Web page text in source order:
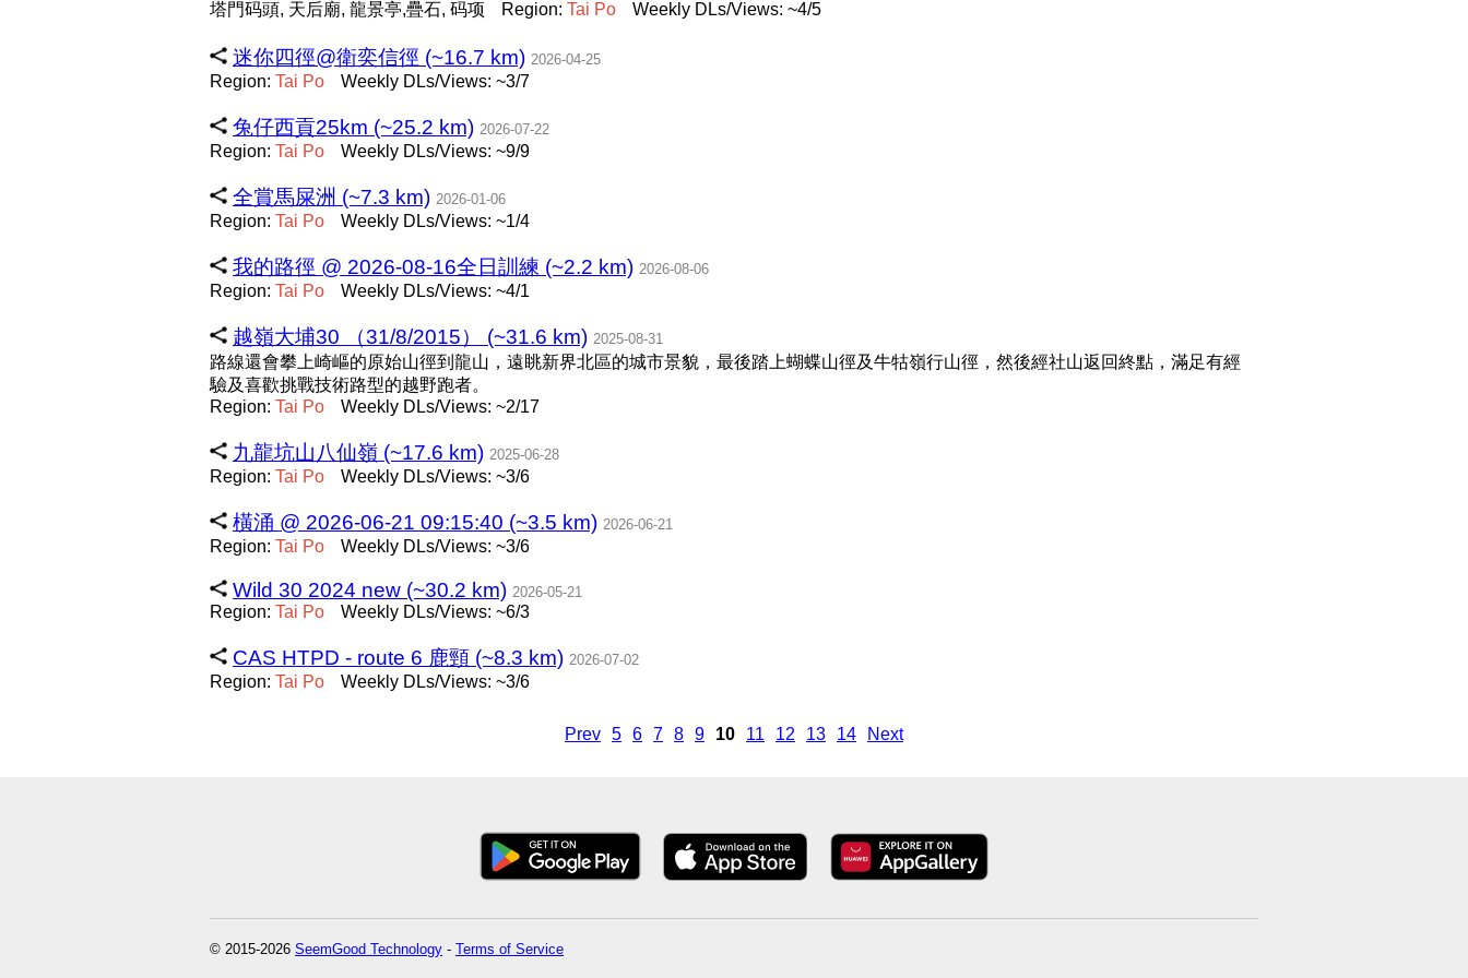
塔門码頭, 天后廟, 龍景亭,疊石, 码项 Region: Tai Po Weekly DLs/Views: ~4/5
迷你四徑@衛奕信徑 (~16.7 km) 2026-04-25
Region: Tai Po Weekly DLs/Views: ~3/7
兔仔西貢25km (~25.2 km) 2026-07-22
Region: Tai Po Weekly DLs/Views: ~9/9
全賞馬屎洲 (~7.3 km) 2026-01-06
Region: Tai Po Weekly DLs/Views: ~1/4
我的路徑 @ 2026-08-16全日訓練 (~2.2 km) 2026-08-06
Region: Tai Po Weekly DLs/Views: ~4/1
越嶺大埔30 （31/8/2015） (~31.6 km) 2025-08-31
路線還會攀上崎嶇的原始山徑到龍山，遠眺新界北區的城市景貌，最後踏上蝴蝶山徑及牛牯嶺行山徑，然後經社山返回終點，滿足有經
驗及喜歡挑戰技術路型的越野跑者。
Region: Tai Po Weekly DLs/Views: ~2/17
九龍坑山八仙嶺 (~17.6 km) 2025-06-28
Region: Tai Po Weekly DLs/Views: ~3/6
橫涌 @ 2026-06-21 09:15:40 (~3.5 km) 2026-06-21
Region: Tai Po Weekly DLs/Views: ~3/6
Wild 30 2024 new (~30.2 km) 2026-05-21
Region: Tai Po Weekly DLs/Views: ~6/3
CAS HTPD - route 6 鹿頸 (~8.3 km) 2026-07-02
Region: Tai Po Weekly DLs/Views: ~3/6
Prev 5 6 7 8 9 10 11 12 13 14 Next
© 2015-2026 SeemGood Technology - Terms of Service